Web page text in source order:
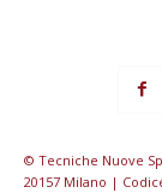
© Tecniche Nuove
20157 Milano |